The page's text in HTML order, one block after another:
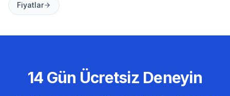
Fiyatlar
14 Gün Ücretsiz Deneyin